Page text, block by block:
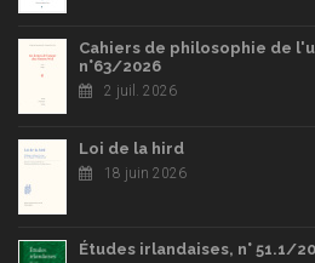
Cahiers de philosophie de
n°63/2026
2 juil. 2026
Loi de la hird
18 juin 2026
Études irlandaises, n° 51.1/